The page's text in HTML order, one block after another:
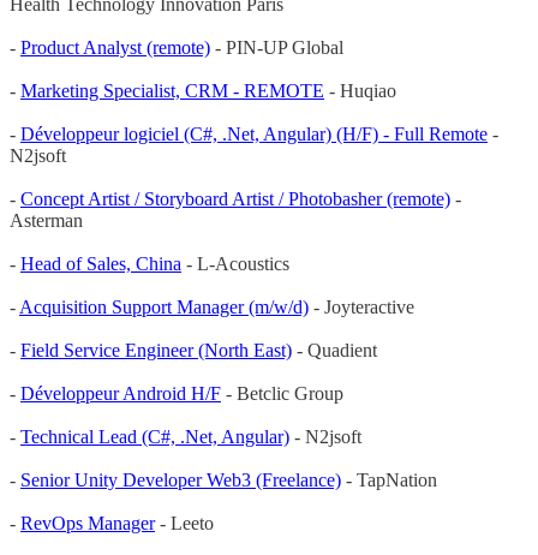
Health Technology Innovation Paris
- Product Analyst (remote) - PIN-UP Global
- Marketing Specialist, CRM - REMOTE - Huqiao
- Développeur logiciel (C#, .Net, Angular) (H/F) - Full Remote -
N2jsoft
- Concept Artist / Storyboard Artist / Photobasher (remote) -
Asterman
- Head of Sales, China - L-Acoustics
- Acquisition Support Manager (m/w/d) - Joyteractive
- Field Service Engineer (North East) - Quadient
- Développeur Android H/F - Betclic Group
- Technical Lead (C#, .Net, Angular) - N2jsoft
- Senior Unity Developer Web3 (Freelance) - TapNation
- RevOps Manager- Leeto